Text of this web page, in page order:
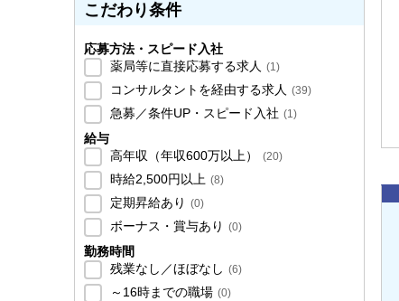
こだわり条件
応募方法・スピード入社
薬局等に直接応募する求人 (1)
コンサルタントを経由する求人 (39)
急募／条件UP・スピード入社 (1)
給与
高年収（年収600万以上）
(20)
時給2,500円以上 (8)
定期昇給あり (0)
ボーナス・賞与あり (0)
勤務時間
残業なし／ほぼなし (6)
～16時までの職場 (0)